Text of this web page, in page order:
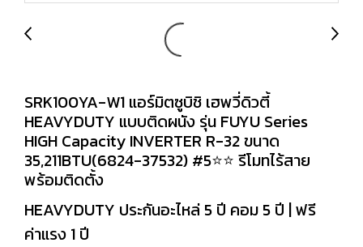
SRK100YA-W1 แอร์มิตซูบิชิ เฮพวี่ดิวตี้
HEAVYDUTY แบบติดผนัง รุ่น FUYU Series
HIGH Capacity INVERTER R-32 ขนาด
35,211BTU(6824-37532) #5⭐⭐ รีโมทไร้สาย
พร้อมติดตั้ง
HEAVYDUTY ประกันอะไหล่ 5 ปี คอม 5 ปี | ฟรี
ค่าแรง 1 ปี